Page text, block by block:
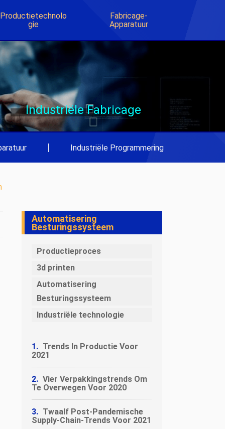
Productietechnolo
Gie
Fabricage-
Apparatuur
Industriële Fabricage
Industriële Programmering
Automatisering
Besturingssysteem
Productieproces
3d printen
Automatisering
Besturingssysteem
Industriële technologie
Trends In Productie Voor
2021
Vier Verpakkingstrends Om
Te Overwegen Voor 2020
Twaalf Post-Pandemische
Supply-Chain-Trends Voor 2021